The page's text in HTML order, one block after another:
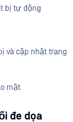
bị tự động
và cập nhật trạng
mật
đe dọa